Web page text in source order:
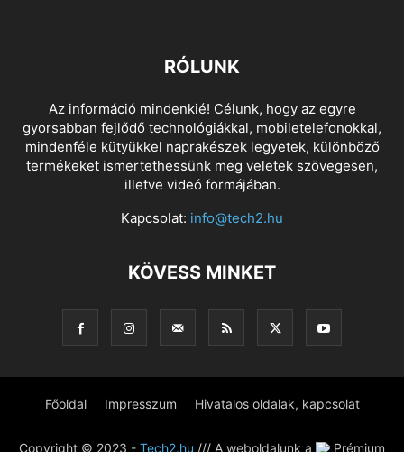
RÓLUNK
Az információ mindenkié! Célunk, hogy az egyre
gyorsabban fejlődő technológiákkal, mobiletelefonokkal,
mindenféle kütyükkel naprakészek legyetek, különböző
termékeket ismertethessünk meg veletek szövegesen,
illetve videó formájában.
Kapcsolat: info@tech2.hu
KÖVESS MINKET
Főoldal Impresszum Hivatalos oldalak, kapcsolat
Copyright © 2023 - Tech2.hu /// A weboldalunk a Prémium